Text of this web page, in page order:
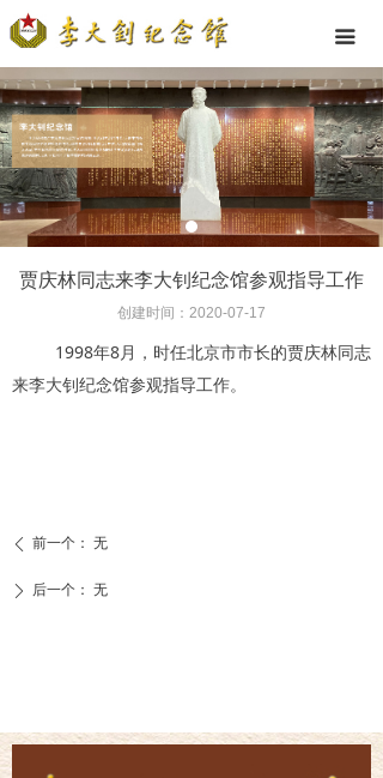
끀
贾庆林同志来李大钊纪念馆参观指导工作
创建时间： 2020-07-17
1998年8月，时任北京市市长的贾庆林同志
来李大钊纪念馆参观指导工作。
ꄴ 前一个： 无
ꄲ 后一个： 无